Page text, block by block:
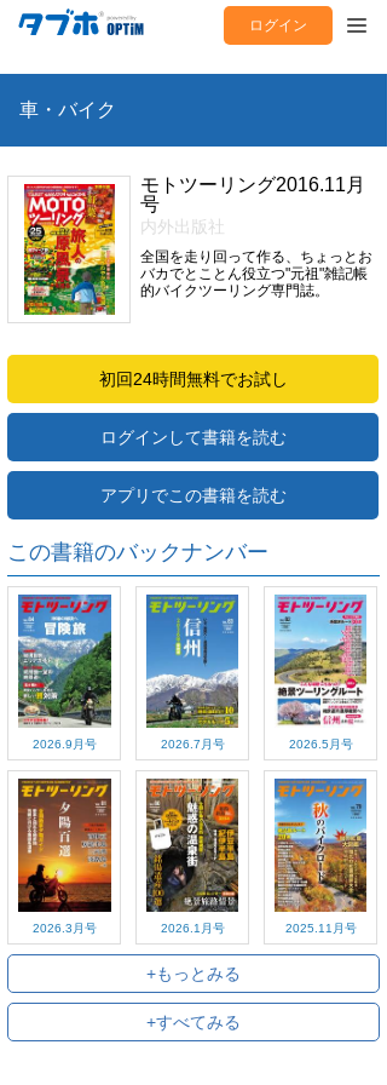
ログイン
車・バイク
モトツーリング2016.11月
号
内外出版社
全国を走り回って作る、ちょっとお
バカでとことん役立つ"元祖"雑記帳
的バイクツーリング専門誌。
初回24時間無料でお試し
ログインして書籍を読む
アプリでこの書籍を読む
この書籍のバックナンバー
2026.9月号 2026.7月号 2026.5月号
2026.3月号 2026.1月号 2025.11月号
+もっとみる
+すべてみる